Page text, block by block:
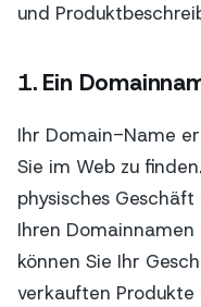
und
1. Ein
Ihr Domain-Name
Sie im Web zu
physisches
Ihren
können Sie Ihr
verkauften